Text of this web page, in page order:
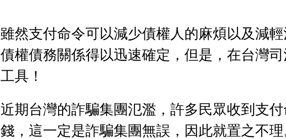
雖然支付命令可以減少債權人的麻煩以及減
債權債務關係得以迅速確定，但是，在台灣
工具！
近期台灣的詐騙集團氾濫，許多民眾收到支
錢，這一定是詐騙集團無誤，因此就置之不理